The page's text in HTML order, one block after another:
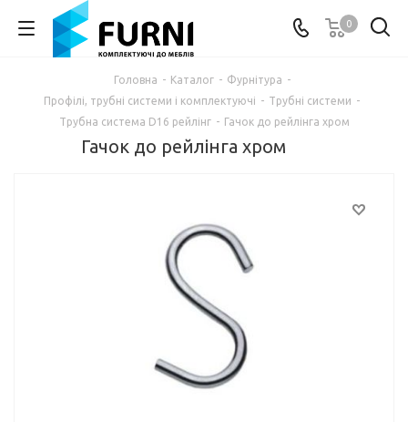
0
Головна - Каталог - Фурнітура -
Профілі, трубні системи і комплектуючі - Трубні системи -
Трубна система D16 рейлінг - Гачок до рейлінга хром
Гачок до рейлінга хром